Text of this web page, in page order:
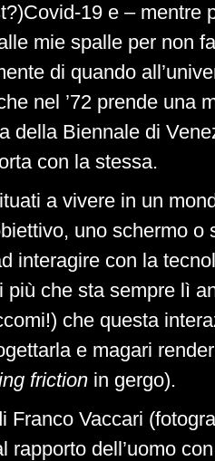
19 e – mentre
mie spalle per non
di quando
nel ’72 prende una
della Biennale di
con la stessa.
a vivere in un
uno schermo o
interagire con la
più che sta sempre lì
che questa
e magari
friction in gergo).
Franco Vaccari
rapporto dell’uomo